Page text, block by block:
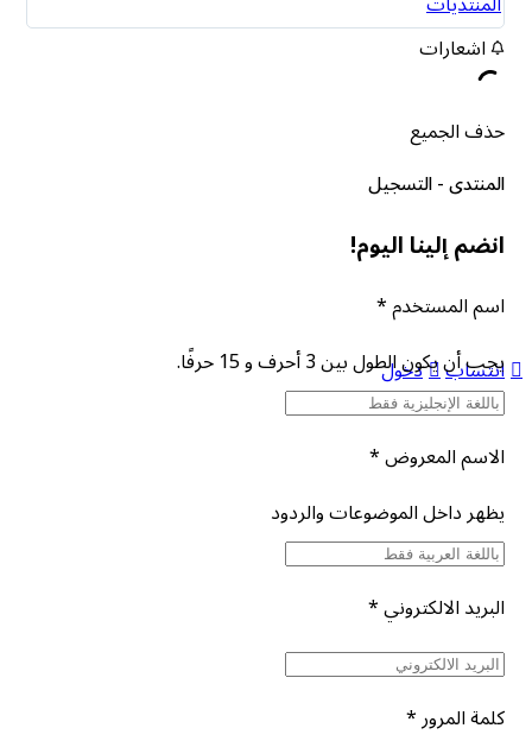
انتساب دخول
اشعارات
حذف الجميع
المنتدى - التسجيل
انضم إلينا اليوم!
اسم المستخدم*
يجب أن يكون الطول بين 3 أحرف و 15 حرفًا.
الاسم المعروض*
يظهر داخل الموضوعات والردود
البريد الالكتروني*
كلمة المرور*